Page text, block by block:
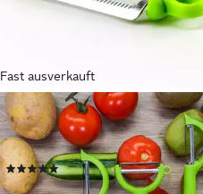
Fast ausverkauft
KOCHBLUME
Sparschäler Y-Schäler Piranha, für
Links- und Rechtshänder
(10)
8,95 €